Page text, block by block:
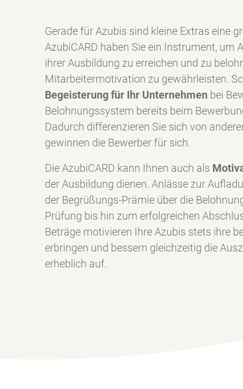
Gerade für Azubis sind kleine Extras eine
AzubiCARD haben Sie ein Instrument, um
ihrer Ausbildung zu erreichen und zu
Mitarbeitermotivation zu gewährleisten.
Begeisterung für Ihr Unternehmen bei
Belohnungssystem bereits beim
Dadurch differenzieren Sie sich von
gewinnen die Bewerber für sich.
Die AzubiCARD kann Ihnen auch als
der Ausbildung dienen. Anlässe zur
der Begrüßungs-Prämie über die
Prüfung bis hin zum erfolgreichen
Beträge motivieren Ihre Azubis stets ihre
erbringen und bessern gleichzeitig die
erheblich auf.